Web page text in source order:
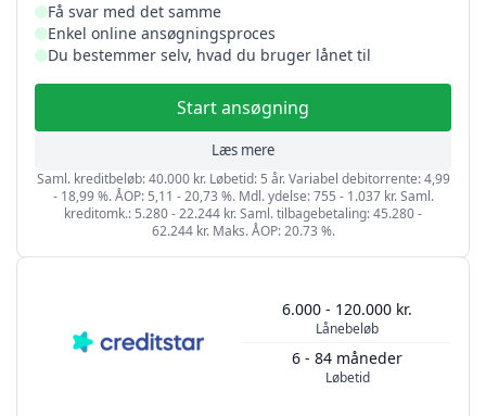
Få svar med det samme
Enkel online ansøgningsproces
Du bestemmer selv, hvad du bruger lånet til
Start ansøgning
Læs mere
Saml. kreditbeløb: 40.000 kr. Løbetid: 5 år. Variabel debitorrente: 4,99
- 18,99 %. ÅOP: 5,11 - 20,73 %. Mdl. ydelse: 755 - 1.037 kr. Saml.
kreditomk.: 5.280 - 22.244 kr. Saml. tilbagebetaling: 45.280 -
62.244 kr. Maks. ÅOP: 20.73 %.
Lånebeløb
6.000 - 120.000 kr.
Løbetid
6 - 84 måneder